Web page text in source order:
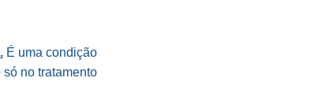
É uma condição
no tratamento